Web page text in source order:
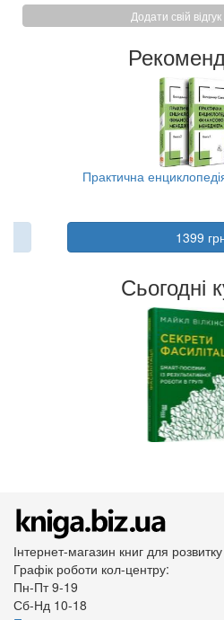
Додати свій
Практична
1399
Сьогодні
Інтернет-магазин книг для розвитку
Графік роботи кол-центру:
Пн-Пт 9-19
Сб-Нд 10-18